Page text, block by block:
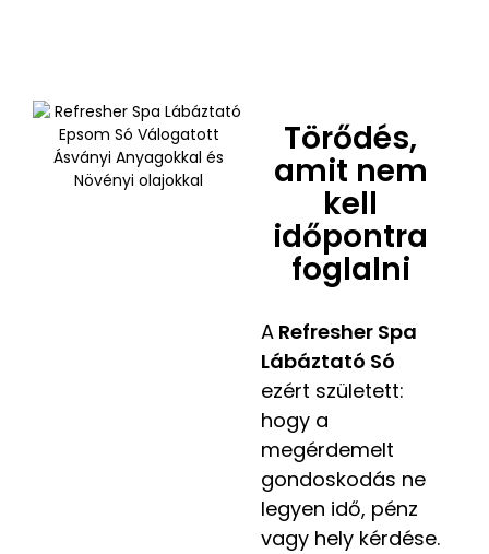
Törődés,
amit nem
kell
időpontra
foglalni
A Refresher Spa
Lábáztató Só
ezért született:
hogy a
megérdemelt
gondoskodás ne
legyen idő, pénz
vagy hely kérdése.